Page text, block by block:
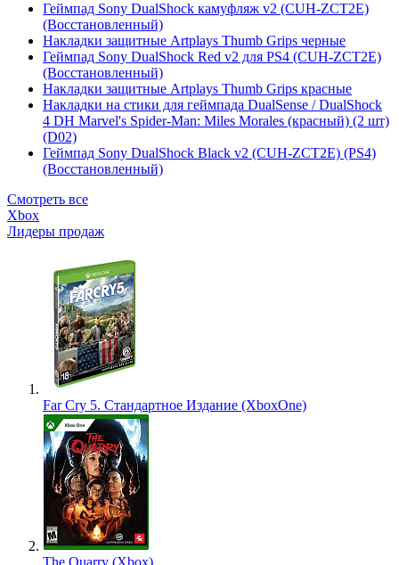
Геймпад Sony DualShock камуфляж v2 (CUH-ZCT2E)
(Восстановленный)
Накладки защитные Artplays Thumb Grips черные
Геймпад Sony DualShock Red v2 для PS4 (CUH-ZCT2E)
(Восстановленный)
Накладки защитные Artplays Thumb Grips красные
Накладки на стики для геймпада DualSense / DualShock
4 DH Marvel's Spider-Man: Miles Morales (красный) (2 шт)
(D02)
Геймпад Sony DualShock Black v2 (CUH-ZCT2E) (PS4)
(Восстановленный)
Смотреть все
Xbox
Лидеры продаж
Far Cry 5. Стандартное Издание (XboxOne)
The Quarry (Xbox)